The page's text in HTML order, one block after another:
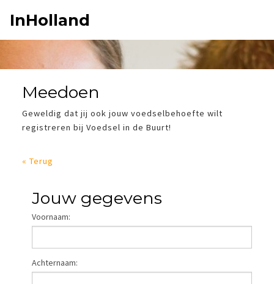
InHolland
BETROKKEN
Meedoen
Geweldig dat jij ook jouw voedselbehoefte wilt
registreren bij Voedsel in de Buurt!
« Terug
Jouw gegevens
Voornaam:
Achternaam: